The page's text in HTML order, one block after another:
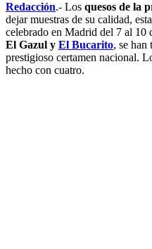
Redacción.- Los quesos de la
dejar muestras de su calidad,
celebrado en Madrid del 7 al 10
El Gazul y El Bucarito, se han
prestigioso certamen nacional.
hecho con cuatro.